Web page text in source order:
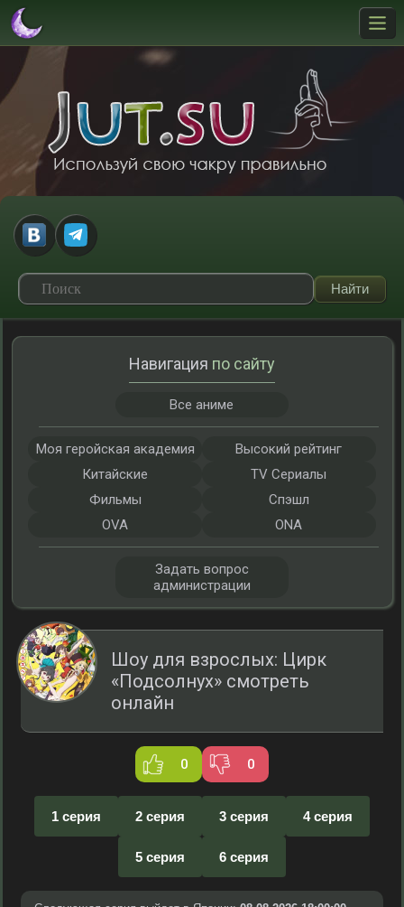
Шоу для взрослых: Цирк
«Подсолнух» смотреть
онлайн
0 0
1 серия 2 серия 3 серия 4 серия
5 серия 6 серия
Навигация по сайту
Все аниме
Моя геройская академия
Высокий рейтинг
Китайские
TV Сериалы
Фильмы
Спэшл
OVA
ONA
Задать вопрос
администрации